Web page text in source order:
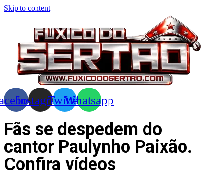
Skip to content
InstagramTwitterWhatsapp
Fãs se despedem do
cantor Paulynho Paixão.
Confira vídeos